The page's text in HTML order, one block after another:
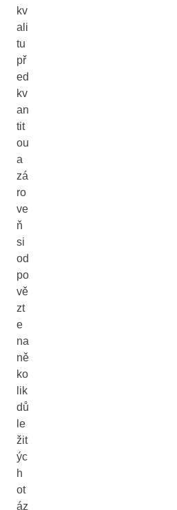
kv
ali
tu
př
ed
kv
an
tit
ou
a
zá
ro
ve
ň
si
od
po
vě
zt
e
na
ně
ko
lik
dů
le
žit
ýc
h
ot
áz